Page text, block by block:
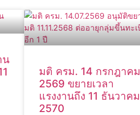
น
มติ ครม. 14 กรกฎาคม
2569 ขยายเวลา
แรงงานถึง 11 ธันวาคม
2570